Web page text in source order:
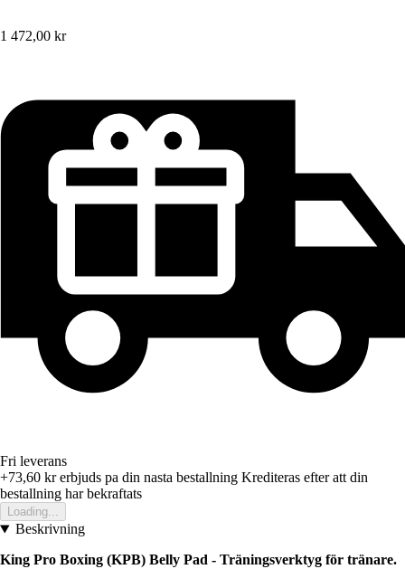
1 472,00 kr
Fri leverans
+73,60 krerbjuds pa din nasta bestallning Krediteras efter att din
bestallning har bekraftats
Loading...
Beskrivning
King Pro Boxing (KPB) Belly Pad - Träningsverktyg för tränare.